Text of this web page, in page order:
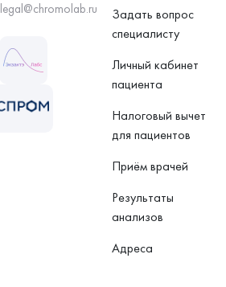
Задать вопрос
специалисту
Личный кабинет
пациента
Налоговый вычет
для пациентов
Приём врачей
Результаты
анализов
Адреса
legal@chromolab.ru